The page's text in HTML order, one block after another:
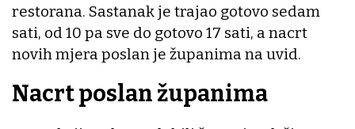
restorana. Sastanak je trajao gotovo sedam
sati, od 10 pa sve do gotovo 17 sati, a nacrt
novih mjera poslan je županima na uvid.
Nacrt poslan županima